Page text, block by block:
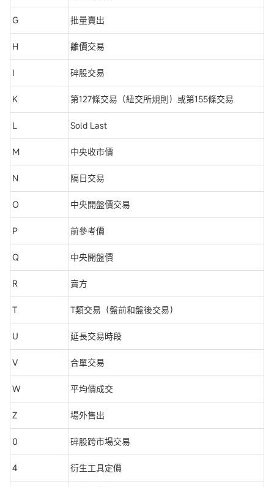
G 批量賣出
H 離價交易
I 碎股交易
K 第127條交易（紐交所規則）或第155條交易
L Sold Last
M 中央收市價
N 隔日交易
O 中央開盤價交易
P 前參考價
Q 中央開盤價
R 賣方
T T類交易（盤前和盤後交易）
U 延長交易時段
V 合單交易
W 平均價成交
Z 場外售出
0 碎股跨市場交易
4 衍生工具定價